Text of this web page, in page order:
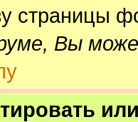
страницы
Вы